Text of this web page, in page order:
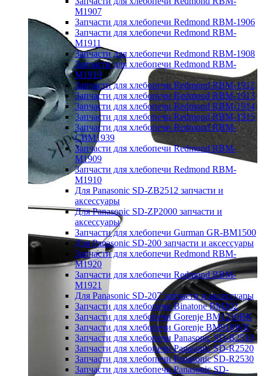
M1907
Запчасти для хлебопечи Redmond RBM-1906
Запчасти для хлебопечи Redmond RBM-
M1911
Запчасти для хлебопечи Redmond RBM-1908
Запчасти для хлебопечи Redmond RBM-
M1919
Запчасти для хлебопечи Redmond RBM-1912
Запчасти для хлебопечи Redmond RBM-1913
Запчасти для хлебопечи Redmond RBM-1914
Запчасти для хлебопечи Redmond RBM-1915
Запчасти для хлебопечи Redmond RBM-
CBM1939
Запчасти для хлебопечи Redmond RBM-
M1909
Запчасти для хлебопечи Redmond RBM-
M1910
Для Panasonic SD-ZB2512 запчасти и
аксессуары
Для Panasonic SD-ZP2000 запчасти и
аксессуары
Запчасти для хлебопечи Gurman GR-BM1500
Для Panasonic SD-200 запчасти и аксессуары
Запчасти для хлебопечи Redmond RBM-
M1920
Запчасти для хлебопечи Redmond RBM-
M1921
Для Panasonic SD-207 запчасти и аксессуары
Запчасти для хлебопечи Binatone BM202
Запчасти для хлебопечи Gorenje BM1210BK
Запчасти для хлебопечи Gorenje BM910WII
Запчасти для хлебопечи Panasonic SD-B2510
Запчасти для хлебопечи Panasonic SD-R2520
Запчасти для хлебопечи Panasonic SD-R2530
Запчасти для хлебопечи Panasonic SD-